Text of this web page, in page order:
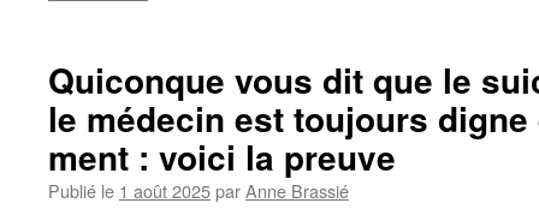
Quiconque vous dit que le
le médecin est toujours
ment : voici la preuve
Publié le 1 août 2025parAnne Brassié